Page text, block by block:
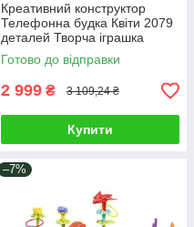
Креативний конструктор
Телефонна будка Квіти 2079
деталей Творча іграшка
дитині для розвитку
мислення
Готово до відправки
2 999 ₴ 3 109,24 ₴
Купити
–7%